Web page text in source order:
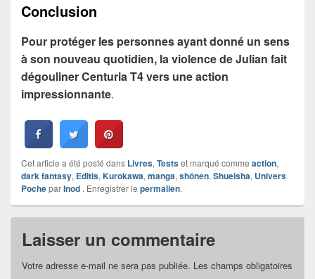
Conclusion
Pour protéger les personnes ayant donné un sens
à son nouveau quotidien, la violence de Julian fait
dégouliner Centuria T4 vers une action
impressionnante.
Cet article a été posté dans Livres, Testset marqué comme action,
dark fantasy, Editis, Kurokawa, manga, shônen, Shueisha, Univers
PocheparInod . Enregistrer le permalien.
Laisser un commentaire
Votre adresse e-mail ne sera pas publiée. Les champs obligatoires